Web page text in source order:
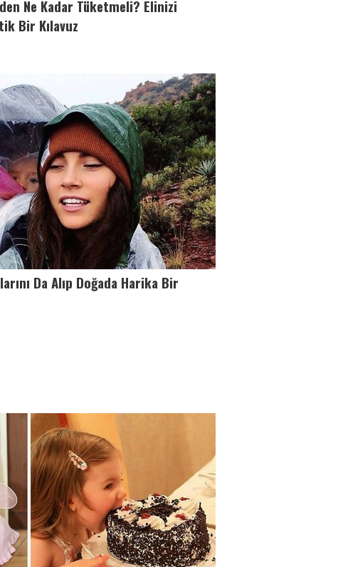
Ne Kadar Tüketmeli? Elinizi
Bir Kılavuz
Da Alıp Doğada Harika Bir